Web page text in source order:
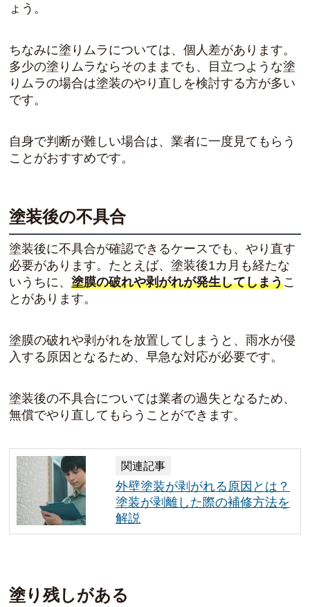
ょう。
ちなみに塗りムラについては、個人差があります。
多少の塗りムラならそのままでも、目立つような塗
りムラの場合は塗装のやり直しを検討する方が多い
です。
自身で判断が難しい場合は、業者に一度見てもらう
ことがおすすめです。
塗装後の不具合
塗装後に不具合が確認できるケースでも、やり直す
必要があります。たとえば、塗装後1カ月も経たな
いうちに、塗膜の破れや剥がれが発生してしまうこ
とがあります。
塗膜の破れや剥がれを放置してしまうと、雨水が侵
入する原因となるため、早急な対応が必要です。
塗装後の不具合については業者の過失となるため、
無償でやり直してもらうことができます。
関連記事
外壁塗装が剥がれる原因とは？
塗装が剥離した際の補修方法を
解説
塗り残しがある